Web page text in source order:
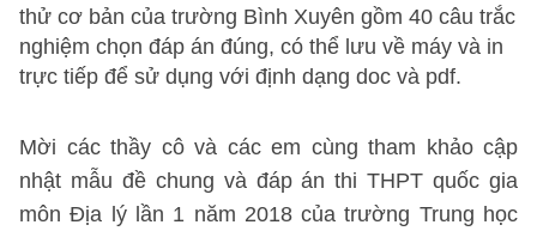
thử cơ bản của trường Bình Xuyên gồm 40 câu trắc
nghiệm chọn đáp án đúng, có thể lưu về máy và in
trực tiếp để sử dụng với định dạng doc và pdf.
Mời các thầy cô và các em cùng tham khảo cập
nhật mẫu đề chung và đáp án thi THPT quốc gia
môn Địa lý lần 1 năm 2018 của trường Trung học